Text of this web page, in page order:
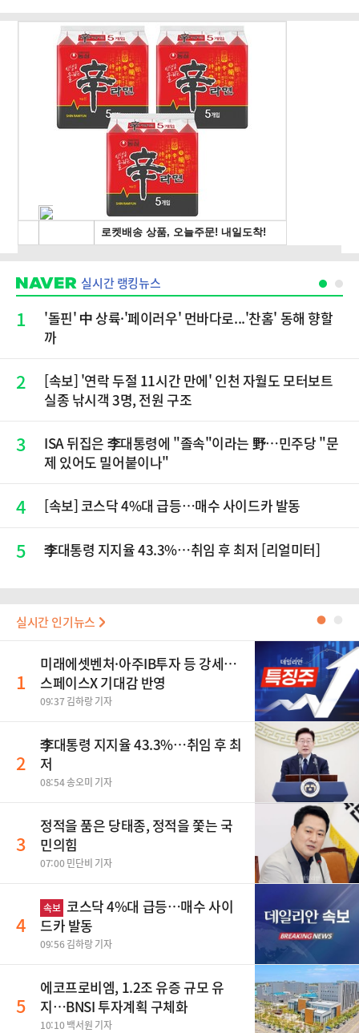
실시간 랭킹뉴스
1
'돌핀' 中 상륙·'페이러우' 먼바다로...'찬홈' 동해 향할
까
2
[속보] '연락 두절 11시간 만에' 인천 자월도 모터보트
실종 낚시객 3명, 전원 구조
3
ISA 뒤집은 李대통령에 "졸속"이라는 野…민주당 "문
제 있어도 밀어붙이나"
4 [속보] 코스닥 4%대 급등…매수 사이드카 발동
5 李대통령 지지율 43.3%…취임 후 최저 [리얼미터]
실시간 인기뉴스 ●
1
미래에셋벤처·아주IB투자 등 강세…
스페이스X 기대감 반영
09:37 김하랑 기자
2
李대통령 지지율 43.3%…취임 후 최
저
08:54 송오미 기자
3
정적을 품은 당태종, 정적을 쫓는 국
민의힘
07:00 민단비 기자
4
속보 코스닥 4%대 급등…매수 사이
드카 발동
09:56 김하랑 기자
5
에코프로비엠, 1.2조 유증 규모 유
지…BNSI 투자계획 구체화
10:10 백서원 기자